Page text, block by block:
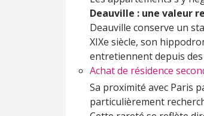
Deauville : une valeur
Deauville conserve un
XIXe siècle, son
entretiennent depuis
Achat de résidence
Sa proximité avec Paris
particulièrement